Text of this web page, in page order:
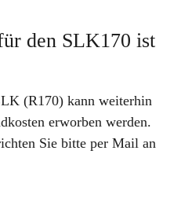
den SLK170 ist
(R170) kann weiterhin
erworben werden.
Sie bitte per Mail an